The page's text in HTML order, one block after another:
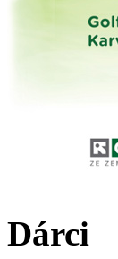
Dárci